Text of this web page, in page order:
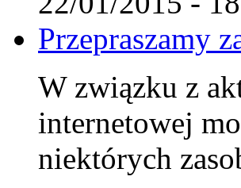
Przepraszamy
W związku z
internetowej
niektórych